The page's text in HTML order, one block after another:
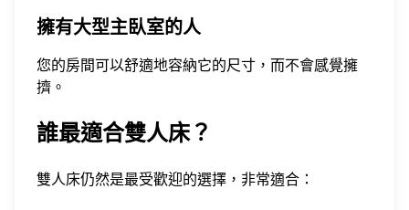
擁有大型主臥室的人
您的房間可以舒適地容納它的尺寸，而不會感覺擁
擠。
誰最適合雙人床？
雙人床仍然是最受歡迎的選擇，非常適合：